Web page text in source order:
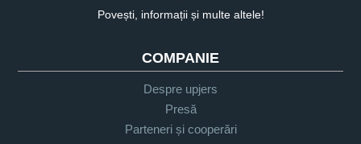
Povești, informații și multe altele!
COMPANIE
Despre upjers
Presă
Parteneri și cooperări